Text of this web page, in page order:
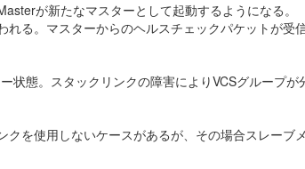
が新たなマスターとして起動するようになる。
る。マスターからのヘルスチェックパケットが受
態。スタックリンクの障害によりVCSグループ
を使用しないケースがあるが、その場合スレーブ